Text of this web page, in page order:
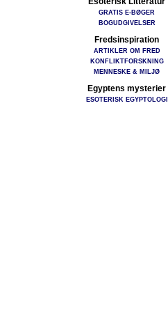
GRATIS E-BØGER
BOGUDGIVELSER
Fredsinspiration
ARTIKLER OM FRED
KONFLIKTFORSKNING
MENNESKE & MILJØ
Egyptens mysterier
ESOTERISK EGYPTOLOGI